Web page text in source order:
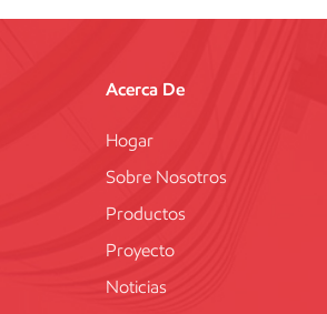
Acerca De
Hogar
Sobre Nosotros
Productos
Proyecto
Noticias